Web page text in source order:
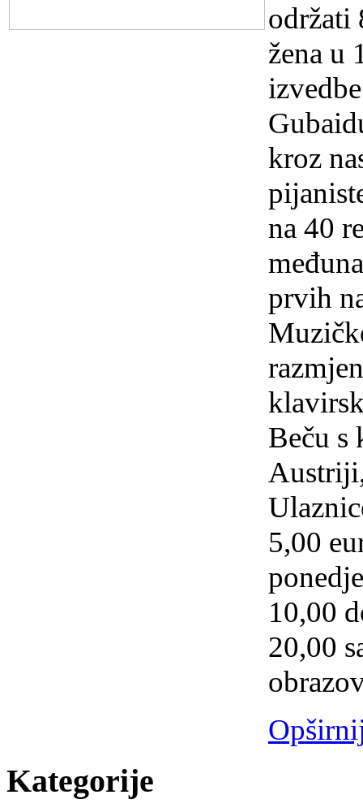
održati
žena u
kroz
na 40
prvih
Beču s
5,00
10,00
20,00
Kategorije